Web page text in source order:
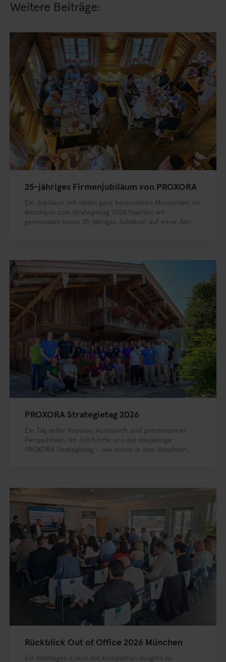
Weitere Beiträge:
25-jähriges Firmenjubiläum von PROXORA
Ein Jubiläum mit vielen ganz besonderen Momenten. Im
Anschluss zum Strategietag 2026 feierten wir
gemeinsam unser 25-jähriges Jubiläum auf einer Alm...
PROXORA Strategietag 2026
Ein Tag voller Impulse, Austausch und gemeinsamer
Perspektiven. Im Juli führte uns der diesjährige
PROXORA Strategietag – wie schon in den Vorjahren...
Rückblick Out of Office 2026 München
Ein Halbtages-Event mit kompakten Insights zu